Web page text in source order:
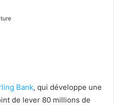
Bank, qui développe une
de lever 80 millions de